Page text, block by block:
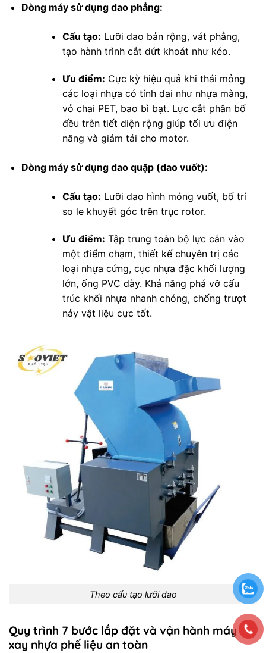
Dòng máy sử dụng dao phẳng:
Cấu tạo: Lưỡi dao bản rộng, vát phẳng,
tạo hành trình cắt dứt khoát như kéo.
Ưu điểm: Cực kỳ hiệu quả khi thái mỏng
các loại nhựa có tính dai như nhựa màng,
vỏ chai PET, bao bì bạt. Lực cắt phân bố
đều trên tiết diện rộng giúp tối ưu điện
năng và giảm tải cho motor.
Dòng máy sử dụng dao quặp (dao vuốt):
Cấu tạo: Lưỡi dao hình móng vuốt, bố trí
so le khuyết góc trên trục rotor.
Ưu điểm: Tập trung toàn bộ lực cắn vào
một điểm chạm, thiết kế chuyên trị các
loại nhựa cứng, cục nhựa đặc khối lượng
lớn, ống PVC dày. Khả năng phá vỡ cấu
trúc khối nhựa nhanh chóng, chống trượt
nảy vật liệu cực tốt.
Theo cấu tạo lưỡi dao
Quy trình 7 bước lắp đặt và vận hành máy
xay nhựa phế liệu an toàn